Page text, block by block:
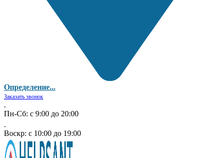
Определение...
Заказать звонок
.
Пн-Сб: с 9:00 до 20:00
.
Воскр: с 10:00 до 19:00